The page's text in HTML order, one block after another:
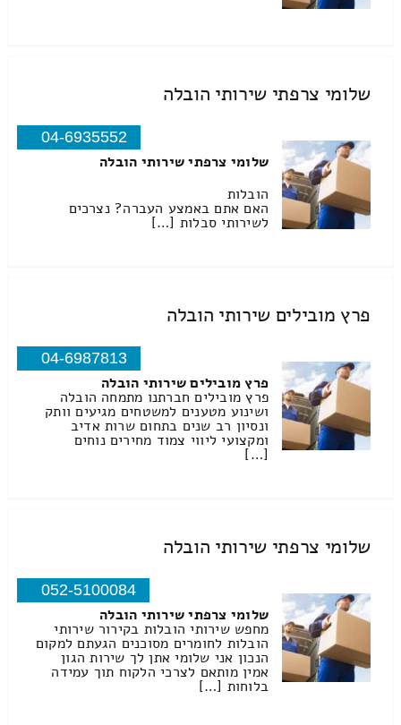
שלומי צרפתי שירותי הובלה
04-6935552
שלומי צרפתי שירותי הובלה
הובלות
האם אתם באמצע העברה? נצרכים
לשירותי סבלות […]
פרץ מובילים שירותי הובלה
04-6987813
פרץ מובילים שירותי הובלה
פרץ מובילים חברתנו מתמחה הובלה
ושינוע מטענים למשטחים מגיעים וותק
ונסיון רב שנים בתחום שרות אדיב
ומקצועי ליווי צמוד מחירים נוחים
[…]
שלומי צרפתי שירותי הובלה
052-5100084
שלומי צרפתי שירותי הובלה
מחפש שירותי הובלות בקירור שירותי
הובלות לחומרים מסוכנים הגעתם למקום
הנכון אני שלומי אתן לך שירות הגון
אמין מותאם לצרכי הלקוח תוך עמידה
בלוחות […]